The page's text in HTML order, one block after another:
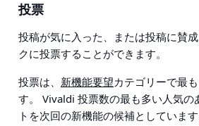
投票
投稿が気に入った、または投稿に賛
クに投票することができます。
投票は、 新機能要望カテゴリーで最
す。 Vivaldi 投票数の最も多い人気の
トを次回の新機能の候補としています